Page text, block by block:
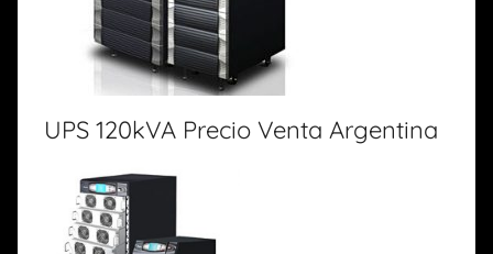
UPS 120kVA Precio Venta Argentina